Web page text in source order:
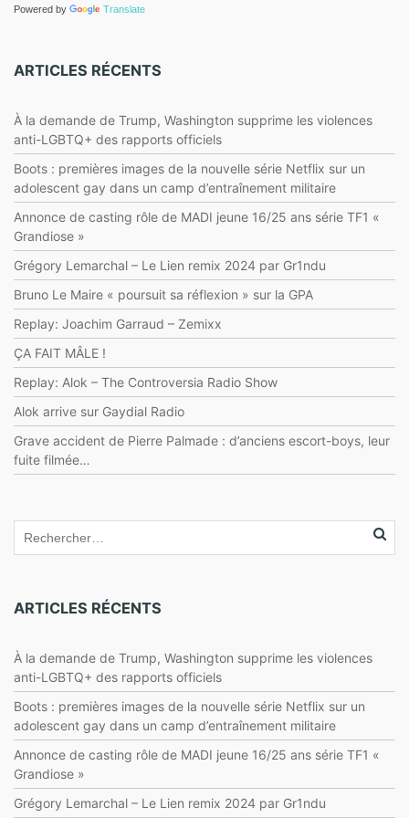
Powered by Translate
ARTICLES RÉCENTS
À la demande de Trump, Washington supprime les violences
anti-LGBTQ+ des rapports officiels
Boots : premières images de la nouvelle série Netflix sur un
adolescent gay dans un camp d’entraînement militaire
Annonce de casting rôle de MADI jeune 16/25 ans série TF1 «
Grandiose »
Grégory Lemarchal – Le Lien remix 2024 par Gr1ndu
Bruno Le Maire « poursuit sa réflexion » sur la GPA
Replay: Joachim Garraud – Zemixx
ÇA FAIT MÂLE !
Replay: Alok – The Controversia Radio Show
Alok arrive sur Gaydial Radio
Grave accident de Pierre Palmade : d’anciens escort-boys, leur
fuite filmée…
ARTICLES RÉCENTS
À la demande de Trump, Washington supprime les violences
anti-LGBTQ+ des rapports officiels
Boots : premières images de la nouvelle série Netflix sur un
adolescent gay dans un camp d’entraînement militaire
Annonce de casting rôle de MADI jeune 16/25 ans série TF1 «
Grandiose »
Grégory Lemarchal – Le Lien remix 2024 par Gr1ndu